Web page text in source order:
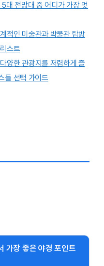
대 전망대 중 어디가 가장 멋
적인 미술관과 박물관 탐방
스트
양한 관광지를 저렴하게 즐
들 선택 가이드
가장 좋은 야경 포인트